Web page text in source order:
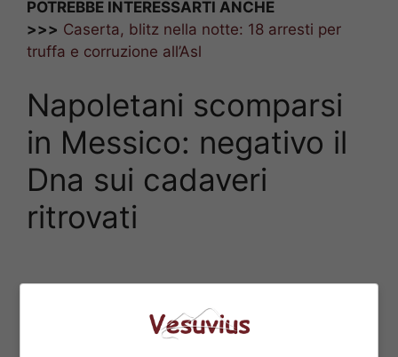
POTREBBE INTERESSARTI ANCHE
>>> Caserta, blitz nella notte: 18 arresti per
truffa e corruzione all’Asl
Napoletani scomparsi
in Messico: negativo il
Dna sui cadaveri
ritrovati